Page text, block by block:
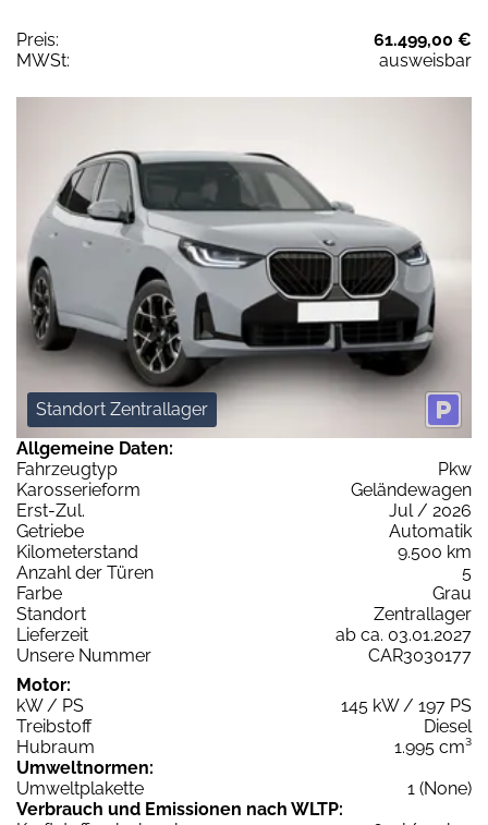
Preis:
61.499,00 €
MWSt:
ausweisbar
Standort Zentrallager
Allgemeine Daten:
Fahrzeugtyp
Pkw
Karosserieform
Geländewagen
Erst-Zul.
Jul / 2026
Getriebe
Automatik
Kilometerstand
9.500 km
Anzahl der Türen
5
Farbe
Grau
Standort
Zentrallager
Lieferzeit
ab ca. 03.01.2027
Unsere Nummer
CAR3030177
Motor:
kW / PS
145 kW / 197 PS
Treibstoff
Diesel
Hubraum
1.995 cm³
Umweltnormen:
Umweltplakette
1 (None)
Verbrauch und Emissionen nach WLTP: